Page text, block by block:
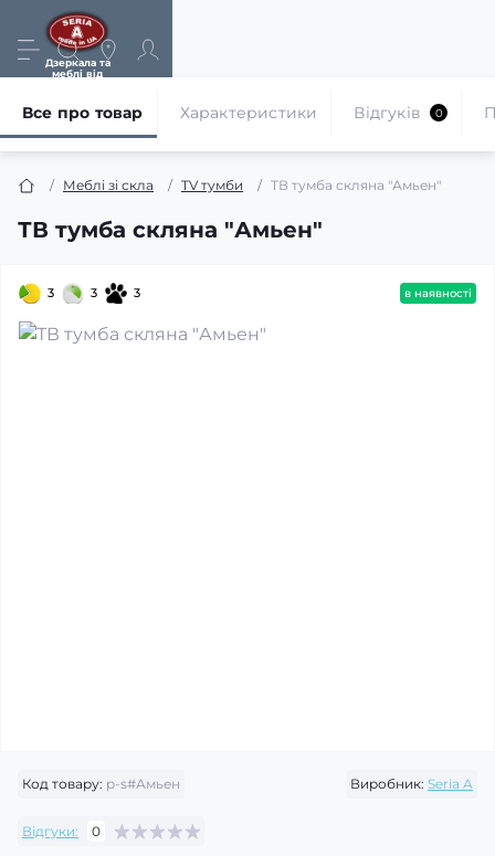
Дзеркала та
меблі від
Меблі зі скла TV тумби ТВ тумба скляна "Амьен"
ТВ тумба скляна "Амьен"
Все про товар Характеристики Відгуків 0
3 3 3 в наявності
Код товару: p-s#Амьен Виробник: Seria A
Відгуки: 0